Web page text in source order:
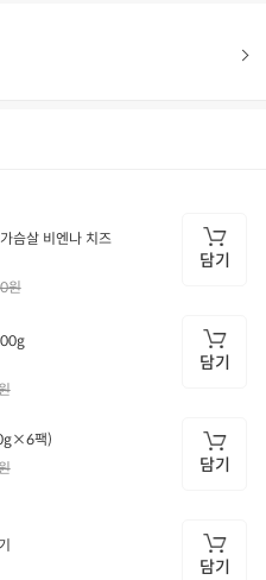
슴살 비엔나 치즈
원
담기
담기
팩)
담기
담기